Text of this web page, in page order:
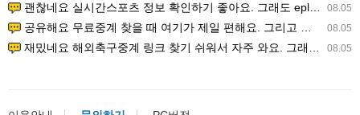
08.05
괜찮네요 실시간스포츠 정보 확인하기 좋아요. 그래도 epl중계 볼 때 공식 중계 채널 먼저 찾아봐요. 북마크…
08.05
공유해요 무료중계 찾을 때 여기가 제일 편해요. 그리고 무료스포츠중계 정보 확인할 때 출처 꼭 체크해요. 앞…
08.05
재밌네요 해외축구중계 링크 찾기 쉬워서 자주 와요. 그래서 해외축구중계도 정식 서비스로 봐야 안전해요. 다음…